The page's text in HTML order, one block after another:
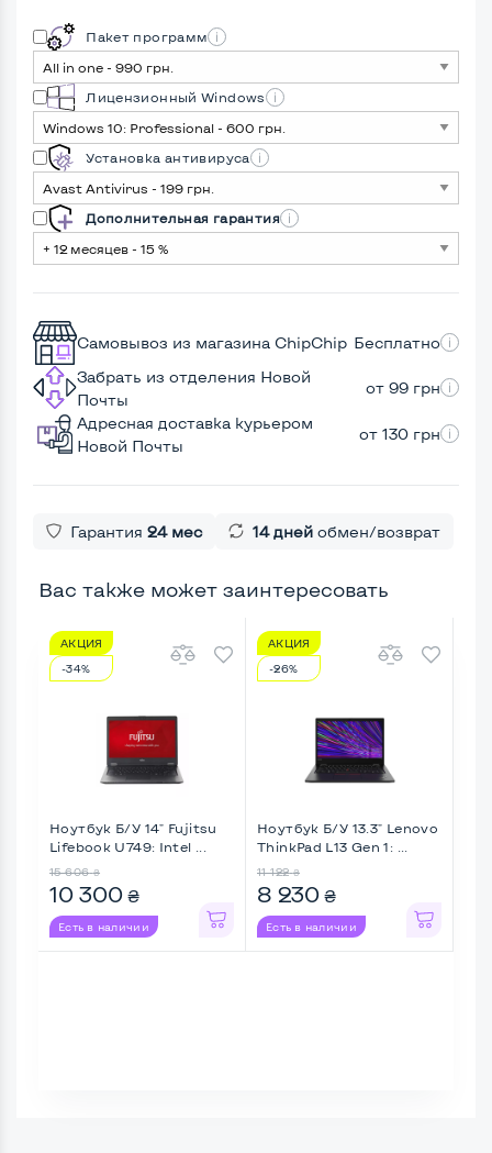
Пакет программ
Лицензионный Windows
Установка антивируса
Дополнительная гарантия
Самовывоз из магазина ChipChip Бесплатно
Забрать из отделения Новой
Почты
от 99 грн
Адресная доставка курьером
Новой Почты
от 130 грн
Гарантия 24 мес 14 дней обмен/возврат
Вас также может заинтересовать
АКЦИЯ
-34%
Ноутбук Б/У 14" Fujitsu
Lifebook U749: Intel ...
15 606 ₴
10 300 ₴
Есть в наличии
АКЦИЯ
-26%
Ноутбук Б/У 13.3" Lenovo
ThinkPad L13 Gen 1: ...
11 122 ₴
8 230 ₴
Есть в наличии